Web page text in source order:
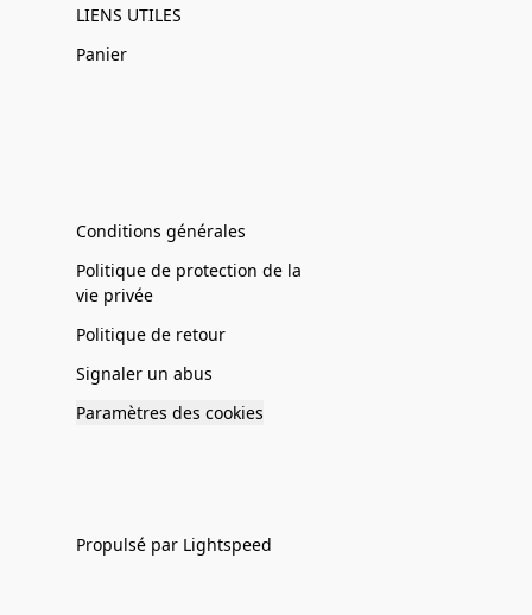
LIENS UTILES
Panier
Conditions générales
Politique de protection de la
vie privée
Politique de retour
Signaler un abus
Paramètres des cookies
Propulsé par Lightspeed